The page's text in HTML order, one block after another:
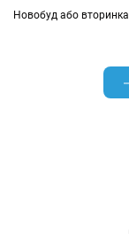
Новобуд або вторинка